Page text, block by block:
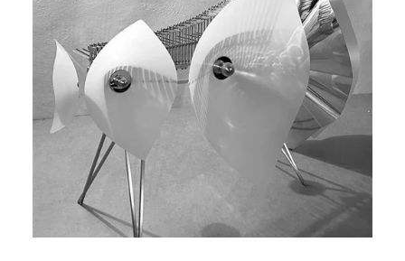
search